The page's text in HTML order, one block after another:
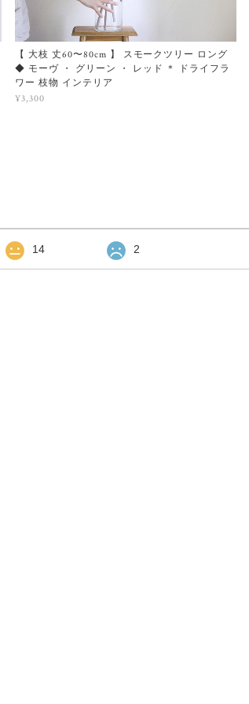
【 大枝 丈60〜80cm 】 スモークツリー ロング
◆ モーヴ ・ グリーン ・ レッド ＊ ドライフラ
ワー 枝物 インテリア
¥3,300
14 2